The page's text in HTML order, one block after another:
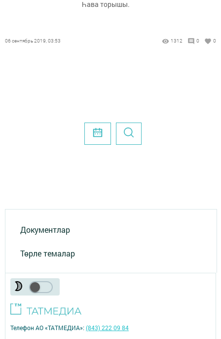
Һава торышы.
06 сентябрь 2019, 03:53 1312 0 0
Документлар
Төрле темалар
Телефон АО «ТАТМЕДИА»:(843) 222 09 84